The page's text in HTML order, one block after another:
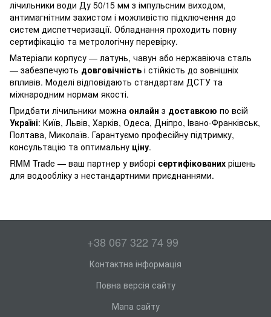
лічильники води Ду 50/15 мм з імпульсним виходом,
антимагнітним захистом і можливістю підключення до
систем диспетчеризації. Обладнання проходить повну
сертифікацію та метрологічну перевірку.
Матеріали корпусу — латунь, чавун або нержавіюча сталь
— забезпечують довговічність і стійкість до зовнішніх
впливів. Моделі відповідають стандартам ДСТУ та
міжнародним нормам якості.
Придбати лічильники можна онлайн з доставкою по всій
Україні: Київ, Львів, Харків, Одеса, Дніпро, Івано-Франківськ,
Полтава, Миколаїв. Гарантуємо професійну підтримку,
консультацію та оптимальну ціну.
RMM Trade — ваш партнер у виборі сертифікованих рішень
для водообліку з нестандартними приєднаннями.
+38 067 322 74 99
Контактна інформація
Повна версія сайту
Мапа сайту